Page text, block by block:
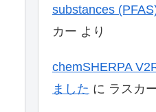
substances
カー より
chemSHERPA
ました に ラスカ